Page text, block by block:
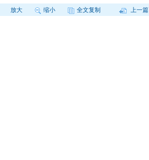
放大 缩小 全文复制 上一篇